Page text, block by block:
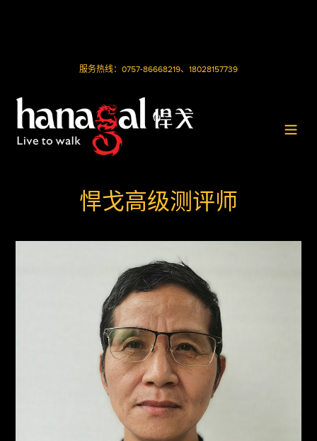
服务热线：0757-86668219、18028157739
Toggle
悍戈高级测评师